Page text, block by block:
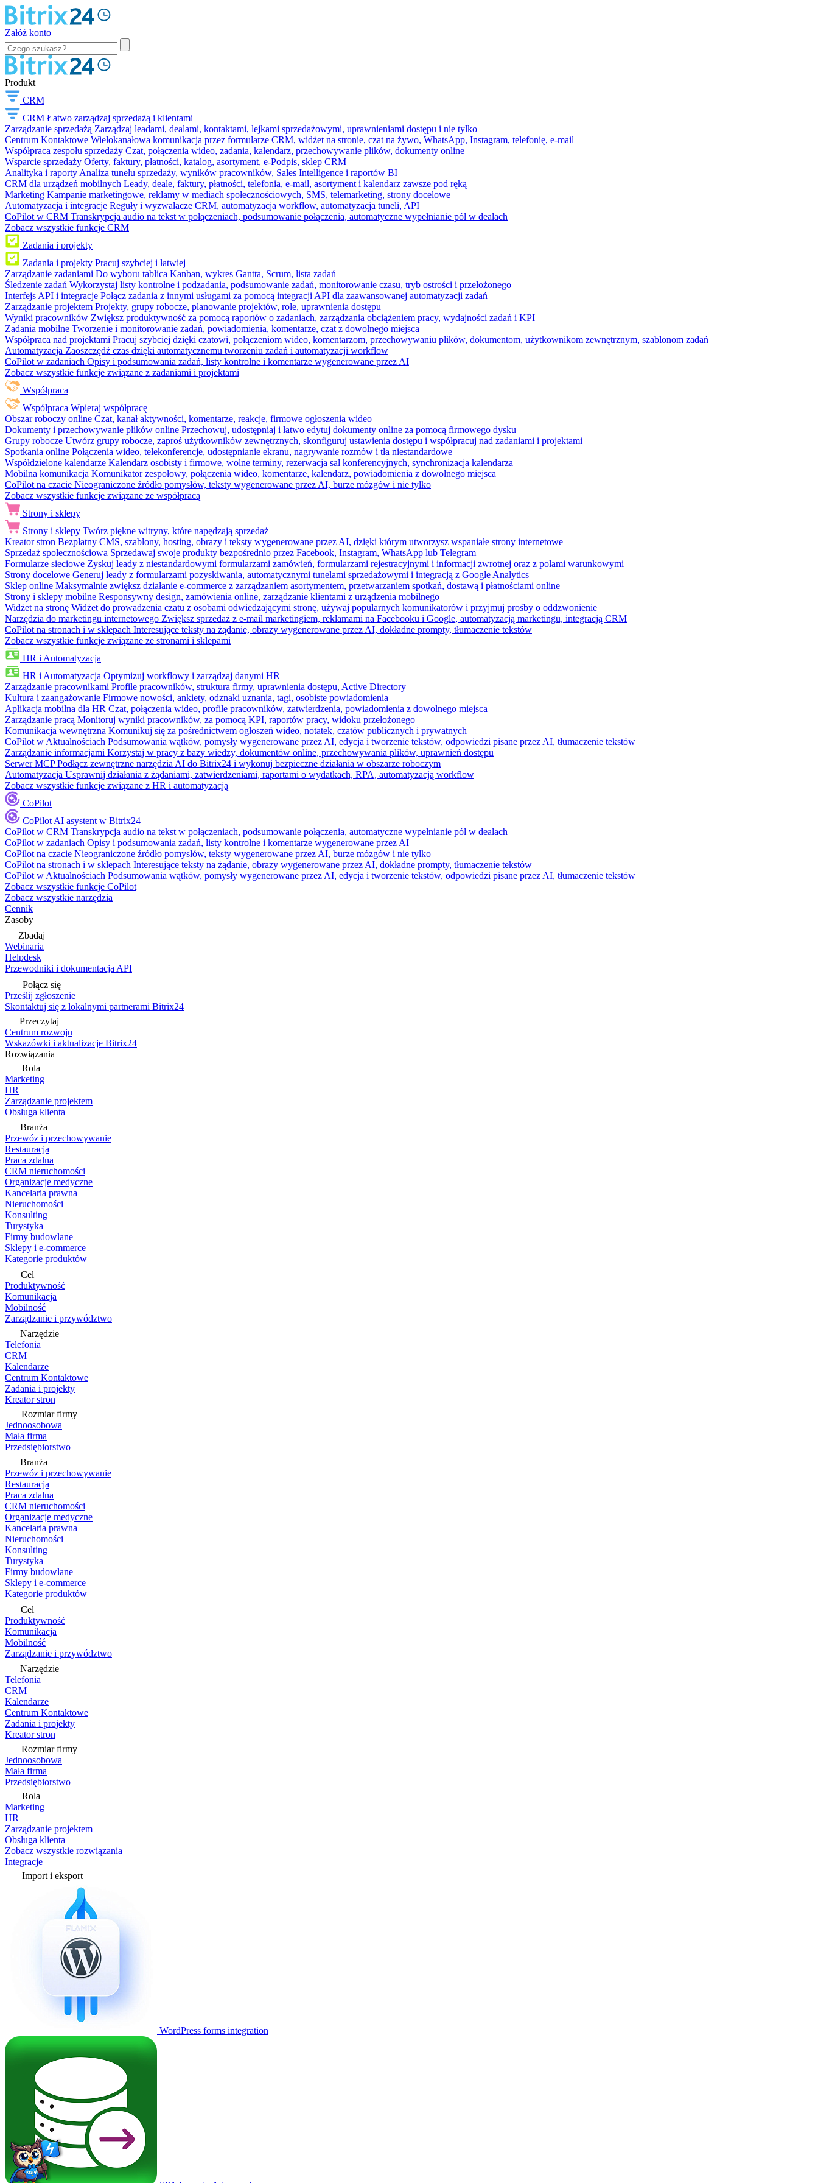
Załóż konto
Produkt
CRM
CRM Łatwo zarządzaj sprzedażą i klientami
Zarządzanie sprzedażą Zarządzaj leadami, dealami, kontaktami, lejkami sprzedażowymi, uprawnieniami dostępu i nie tylko
Centrum Kontaktowe Wielokanałowa komunikacja przez formularze CRM, widżet na stronie, czat na żywo, WhatsApp, Instagram, telefonię, e-mail
Współpraca zespołu sprzedaży Czat, połączenia wideo, zadania, kalendarz, przechowywanie plików, dokumenty online
Wsparcie sprzedaży Oferty, faktury, płatności, katalog, asortyment, e-Podpis, sklep CRM
Analityka i raporty Analiza tunelu sprzedaży, wyników pracowników, Sales Intelligence i raportów BI
CRM dla urządzeń mobilnych Leady, deale, faktury, płatności, telefonia, e-mail, asortyment i kalendarz zawsze pod ręką
Marketing Kampanie marketingowe, reklamy w mediach społecznościowych, SMS, telemarketing, strony docelowe
Automatyzacja i integracje Reguły i wyzwalacze CRM, automatyzacja workflow, automatyzacja tuneli, API
CoPilot w CRM Transkrypcja audio na tekst w połączeniach, podsumowanie połączenia, automatyczne wypełnianie pól w dealach
Zobacz wszystkie funkcje CRM
Zadania i projekty
Zadania i projekty Pracuj szybciej i łatwiej
Zarządzanie zadaniami Do wyboru tablica Kanban, wykres Gantta, Scrum, lista zadań
Śledzenie zadań Wykorzystaj listy kontrolne i podzadania, podsumowanie zadań, monitorowanie czasu, tryb ostrości i przełożonego
Interfejs API i integracje Połącz zadania z innymi usługami za pomocą integracji API dla zaawansowanej automatyzacji zadań
Zarządzanie projektem Projekty, grupy robocze, planowanie projektów, role, uprawnienia dostępu
Wyniki pracowników Zwiększ produktywność za pomocą raportów o zadaniach, zarządzania obciążeniem pracy, wydajności zadań i KPI
Zadania mobilne Tworzenie i monitorowanie zadań, powiadomienia, komentarze, czat z dowolnego miejsca
Współpraca nad projektami Pracuj szybciej dzięki czatowi, połączeniom wideo, komentarzom, przechowywaniu plików, dokumentom, użytkownikom zewnętrznym, szablonom zadań
Automatyzacja Zaoszczędź czas dzięki automatycznemu tworzeniu zadań i automatyzacji workflow
CoPilot w zadaniach Opisy i podsumowania zadań, listy kontrolne i komentarze wygenerowane przez AI
Zobacz wszystkie funkcje związane z zadaniami i projektami
Współpraca
Współpraca Wpieraj współpracę
Obszar roboczy online Czat, kanał aktywności, komentarze, reakcje, firmowe ogłoszenia wideo
Dokumenty i przechowywanie plików online Przechowuj, udostępniaj i łatwo edytuj dokumenty online za pomocą firmowego dysku
Grupy robocze Utwórz grupy robocze, zaproś użytkowników zewnętrznych, skonfiguruj ustawienia dostępu i współpracuj nad zadaniami i projektami
Spotkania online Połączenia wideo, telekonferencje, udostępnianie ekranu, nagrywanie rozmów i tła niestandardowe
Współdzielone kalendarze Kalendarz osobisty i firmowe, wolne terminy, rezerwacja sal konferencyjnych, synchronizacja kalendarza
Mobilna komunikacja Komunikator zespołowy, połączenia wideo, komentarze, kalendarz, powiadomienia z dowolnego miejsca
CoPilot na czacie Nieograniczone źródło pomysłów, teksty wygenerowane przez AI, burze mózgów i nie tylko
Zobacz wszystkie funkcje związane ze współpracą
Strony i sklepy
Strony i sklepy Twórz piękne witryny, które napędzają sprzedaż
Kreator stron Bezpłatny CMS, szablony, hosting, obrazy i teksty wygenerowane przez AI, dzięki którym utworzysz wspaniałe strony internetowe
Sprzedaż społecznościowa Sprzedawaj swoje produkty bezpośrednio przez Facebook, Instagram, WhatsApp lub Telegram
Formularze sieciowe Zyskuj leady z niestandardowymi formularzami zamówień, formularzami rejestracyjnymi i informacji zwrotnej oraz z polami warunkowymi
Strony docelowe Generuj leady z formularzami pozyskiwania, automatycznymi tunelami sprzedażowymi i integracją z Google Analytics
Sklep online Maksymalnie zwiększ działanie e-commerce z zarządzaniem asortymentem, przetwarzaniem spotkań, dostawą i płatnościami online
Strony i sklepy mobilne Responsywny design, zamówienia online, zarządzanie klientami z urządzenia mobilnego
Widżet na stronę Widżet do prowadzenia czatu z osobami odwiedzającymi stronę, używaj popularnych komunikatorów i przyjmuj prośby o oddzwonienie
Narzędzia do marketingu internetowego Zwiększ sprzedaż z e-mail marketingiem, reklamami na Facebooku i Google, automatyzacją marketingu, integracją CRM
CoPilot na stronach i w sklepach Interesujące teksty na żądanie, obrazy wygenerowane przez AI, dokładne prompty, tłumaczenie tekstów
Zobacz wszystkie funkcje związane ze stronami i sklepami
HR i Automatyzacja
HR i Automatyzacja Optymizuj workflowy i zarządzaj danymi HR
Zarządzanie pracownikami Profile pracowników, struktura firmy, uprawnienia dostępu, Active Directory
Kultura i zaangażowanie Firmowe nowości, ankiety, odznaki uznania, tagi, osobiste powiadomienia
Aplikacja mobilna dla HR Czat, połączenia wideo, profile pracowników, zatwierdzenia, powiadomienia z dowolnego miejsca
Zarządzanie pracą Monitoruj wyniki pracowników, za pomocą KPI, raportów pracy, widoku przełożonego
Komunikacja wewnętrzna Komunikuj się za pośrednictwem ogłoszeń wideo, notatek, czatów publicznych i prywatnych
CoPilot w Aktualnościach Podsumowania wątków, pomysły wygenerowane przez AI, edycja i tworzenie tekstów, odpowiedzi pisane przez AI, tłumaczenie tekstów
Zarządzanie informacjami Korzystaj w pracy z bazy wiedzy, dokumentów online, przechowywania plików, uprawnień dostępu
Serwer MCP Podłącz zewnętrzne narzędzia AI do Bitrix24 i wykonuj bezpieczne działania w obszarze roboczym
Automatyzacja Usprawnij działania z żądaniami, zatwierdzeniami, raportami o wydatkach, RPA, automatyzacją workflow
Zobacz wszystkie funkcje związane z HR i automatyzacją
CoPilot
CoPilot AI asystent w Bitrix24
CoPilot w CRM Transkrypcja audio na tekst w połączeniach, podsumowanie połączenia, automatyczne wypełnianie pól w dealach
CoPilot w zadaniach Opisy i podsumowania zadań, listy kontrolne i komentarze wygenerowane przez AI
CoPilot na czacie Nieograniczone źródło pomysłów, teksty wygenerowane przez AI, burze mózgów i nie tylko
CoPilot na stronach i w sklepach Interesujące teksty na żądanie, obrazy wygenerowane przez AI, dokładne prompty, tłumaczenie tekstów
CoPilot w Aktualnościach Podsumowania wątków, pomysły wygenerowane przez AI, edycja i tworzenie tekstów, odpowiedzi pisane przez AI, tłumaczenie tekstów
Zobacz wszystkie funkcje CoPilot
Zobacz wszystkie narzędzia
Cennik
Zasoby
Zbadaj
Webinaria
Helpdesk
Przewodniki i dokumentacja API
Połącz się
Prześlij zgłoszenie
Skontaktuj się z lokalnymi partnerami Bitrix24
Przeczytaj
Centrum rozwoju
Wskazówki i aktualizacje Bitrix24
Rozwiązania
Rola
Marketing
HR
Zarządzanie projektem
Obsługa klienta
Branża
Przewóz i przechowywanie
Restauracja
Praca zdalna
CRM nieruchomości
Organizacje medyczne
Kancelaria prawna
Nieruchomości
Konsulting
Turystyka
Firmy budowlane
Sklepy i e-commerce
Kategorie produktów
Cel
Produktywność
Komunikacja
Mobilność
Zarządzanie i przywództwo
Narzędzie
Telefonia
CRM
Kalendarze
Centrum Kontaktowe
Zadania i projekty
Kreator stron
Rozmiar firmy
Jednoosobowa
Mała firma
Przedsiębiorstwo
Branża
Przewóz i przechowywanie
Restauracja
Praca zdalna
CRM nieruchomości
Organizacje medyczne
Kancelaria prawna
Nieruchomości
Konsulting
Turystyka
Firmy budowlane
Sklepy i e-commerce
Kategorie produktów
Cel
Produktywność
Komunikacja
Mobilność
Zarządzanie i przywództwo
Narzędzie
Telefonia
CRM
Kalendarze
Centrum Kontaktowe
Zadania i projekty
Kreator stron
Rozmiar firmy
Jednoosobowa
Mała firma
Przedsiębiorstwo
Rola
Marketing
HR
Zarządzanie projektem
Obsługa klienta
Zobacz wszystkie rozwiązania
Integracje
Import i eksport
WordPress forms integration